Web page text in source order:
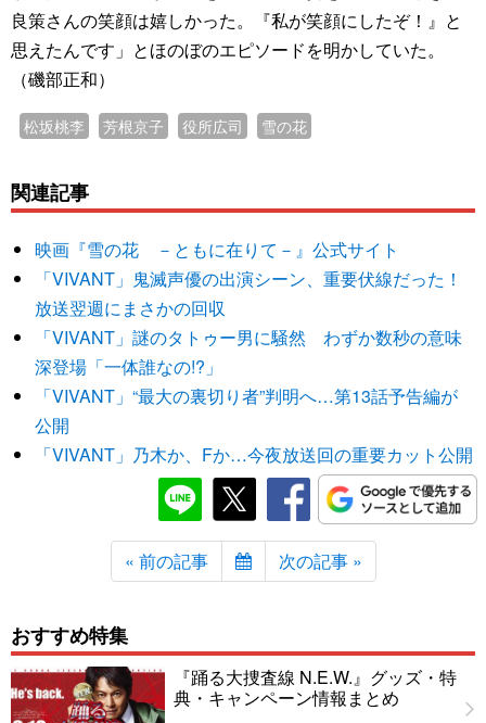
良策さんの笑顔は嬉しかった。『私が笑顔にしたぞ！』と
思えたんです」とほのぼのエピソードを明かしていた。
（磯部正和）
松坂桃李 芳根京子 役所広司 雪の花
関連記事
映画『雪の花 －ともに在りて－』公式サイト
「VIVANT」鬼滅声優の出演シーン、重要伏線だった！
放送翌週にまさかの回収
「VIVANT」謎のタトゥー男に騒然 わずか数秒の意味
深登場「一体誰なの!?」
「VIVANT」“最大の裏切り者”判明へ…第13話予告編が
公開
「VIVANT」乃木か、Fか…今夜放送回の重要カット公開
« 前の記事 次の記事 »
おすすめ特集
『踊る大捜査線 N.E.W.』グッズ・特
典・キャンペーン情報まとめ